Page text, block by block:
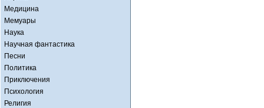
Медицина
Мемуары
Наука
Научная фантастика
Песни
Политика
Приключения
Психология
Религия